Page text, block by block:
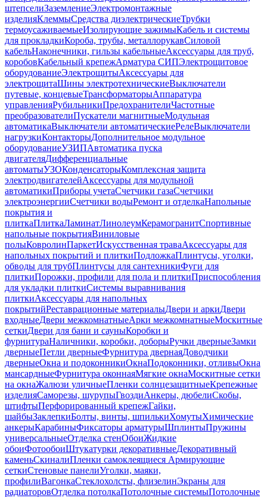
штепселиЗаземлениеЭлектромонтажные
изделияКлеммыСредства диэлектрическиеТрубки
термоусаживаемыеИзолирующие зажимыКабель и системы
для прокладкиКороба, трубы, металлорукавСиловой
кабельНаконечники, гильзы кабельныеАксессуары для труб,
коробовКабельный крепежАрматура СИПЭлектрощитовое
оборудованиеЭлектрощитыАксессуары для
электрощитаШины электротехническиеВыключатели
путевые, концевыеТрансформаторыАппаратура
управленияРубильникиПредохранителиЧастотные
преобразователиПускатели магнитныеМодульная
автоматикаВыключатели автоматическиеРелеВыключатели
нагрузкиКонтакторыДополнительное модульное
оборудованиеУЗИПАвтоматика пуска
двигателяДифференциальные
автоматыУЗОКонденсаторыКомплексная защита
электродвигателейАксессуары для модульной
автоматикиПриборы учетаСчетчики газаСчетчики
электроэнергииСчетчики водыРемонт и отделкаНапольные
покрытия и
плиткаПлиткаЛаминатЛинолеумКерамогранитСпортивные
напольные покрытияВиниловые
полыКовролинПаркетИскусственная траваАксессуары для
напольных покрытий и плиткиПодложкаПлинтусы, уголки,
обводы для трубПлинтусы для сантехникиФуги для
плиткиПорожки, профили для пола и плиткиПриспособления
для укладки плиткиСистемы выравнивания
плиткиАксессуары для напольных
покрытийРеставрационные материалыДвери и аркиДвери
входныеДвери межкомнатныеАрки межкомнатныеМоскитные
сеткиДвери для бани и сауныКоробки и
фурнитураНаличники, коробки, доборыРучки дверныеЗамки
дверныеПетли дверныеФурнитура двернаяДоводчики
дверныеОкна и подоконникиОкнаПодоконники, отливыОкна
мансардныеФурнитура оконнаяМягкие окнаМоскитные сетки
на окнаЖалюзи уличныеПленки солнцезащитныеКрепежные
изделияСаморезы, шурупыГвоздиАнкеры, дюбелиСкобы,
штифтыПерфорированный крепежГайки,
шайбыЗаклепкиБолты, винты, шпилькиХомутыХимические
анкерыКарабиныФиксаторы арматурыШплинтыПружины
универсальныеОтделка стенОбоиЖидкие
обоиФотообоиШтукатурки декоративныеДекоративный
каменьСкиналиПленки самоклеящиеся Армирующие
сеткиСтеновые панелиУголки, маяки,
профилиВагонкаСтеклохолсты, флизелинЭкраны для
радиаторовОтделка потолкаПотолочные системыПотолочные